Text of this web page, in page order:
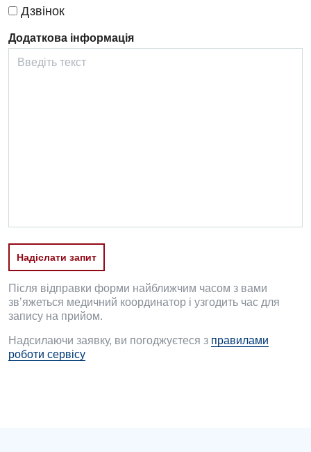
Медична психологія
Неврологія
Пульмонологія
Ревматологія
Судинна хірургія
Терапія
Дзвінок
Додаткова інформація
Надіслати запит
Після відправки форми найближчим часом з вами
зв’яжеться медичний координатор і узгодить час для
запису на прийом.
Надсилаючи заявку, ви погоджуєтеся з правилами
роботи сервісу